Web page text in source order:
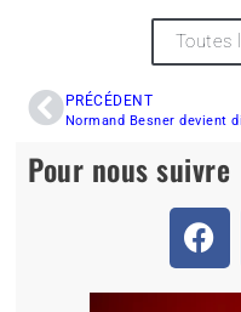
Toutes
PRÉCÉDENT
Pour nous suivre